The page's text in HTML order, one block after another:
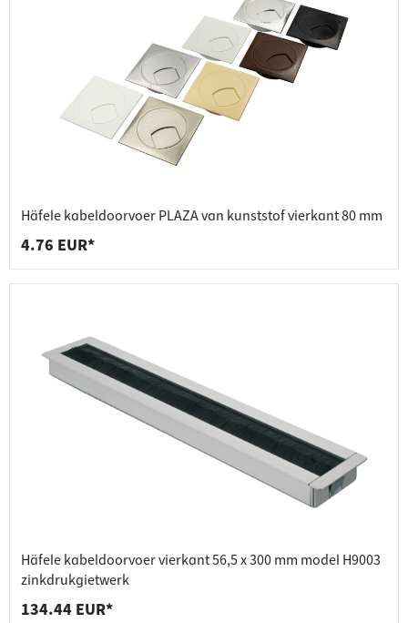
Häfele kabeldoorvoer PLAZA van kunststof vierkant 80 mm
4.76 EUR*
Häfele kabeldoorvoer vierkant 56,5 x 300 mm model H9003
zinkdrukgietwerk
134.44 EUR*